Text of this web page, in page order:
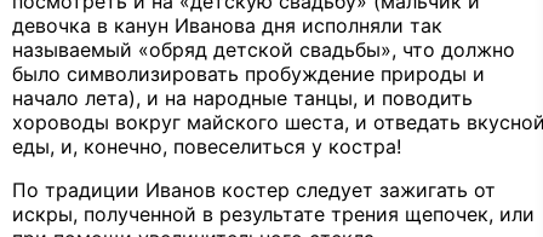
девочка в канун Иванова дня исполняли так
называемый «обряд детской свадьбы», что должно
было символизировать пробуждение природы и
начало лета), и на народные танцы, и поводить
хороводы вокруг майского шеста, и отведать
еды, и, конечно, повеселиться у костра!
По традиции Иванов костер следует зажигать от
искры, полученной в результате трения щепочек, или